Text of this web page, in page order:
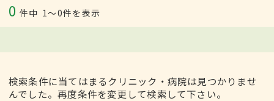
0 件中 1〜0件を表示
検索条件に当てはまるクリニック・病院は見つかりませ
んでした。再度条件を変更して検索して下さい。